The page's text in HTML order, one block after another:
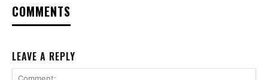
COMMENTS
LEAVE A REPLY